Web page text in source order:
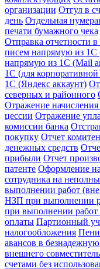
организации Отгул в
день Отдельная
печати бумажного чека
Отправка
писем напрямую из 1С
напрямую из 1С (Mail
1С (для
1С (Яндекс аккаунт)
северных и районного
Отражение
цессии Отражение
комиссии банка
покупку Отчет
денежных средств
прибыли Отчет
патенте Оформление
сотрудника на
выполнении работ
НЗП при выполнении
при выполнении
оплаты Партионный
налогообложения Пени
авансов в
внешнего
счетами без